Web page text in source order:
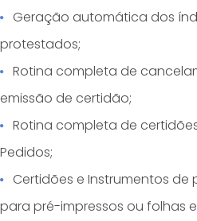
Geração automática dos
protestados;
Rotina completa de
emissão de certidão;
Rotina completa de
Pedidos;
Certidões e Instrumentos
para pré-impressos ou folhas